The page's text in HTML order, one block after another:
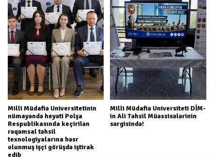
Milli Müdafiə Universitetinin
nümayəndə heyəti Polşa
Respublikasında keçirilən
rəqəmsal təhsil
texnologiyalarına həsr
olunmuş işçi görüşdə iştirak
edib
Milli Müdafiə Universiteti DİM-
in Ali Təhsil Müəssisələrinin
sərgisində!